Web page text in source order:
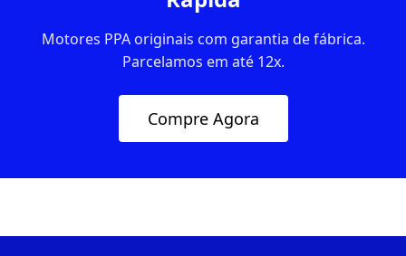
Motores PPA originais com garantia de fábrica.
Parcelamos em até 12x.
Compre Agora